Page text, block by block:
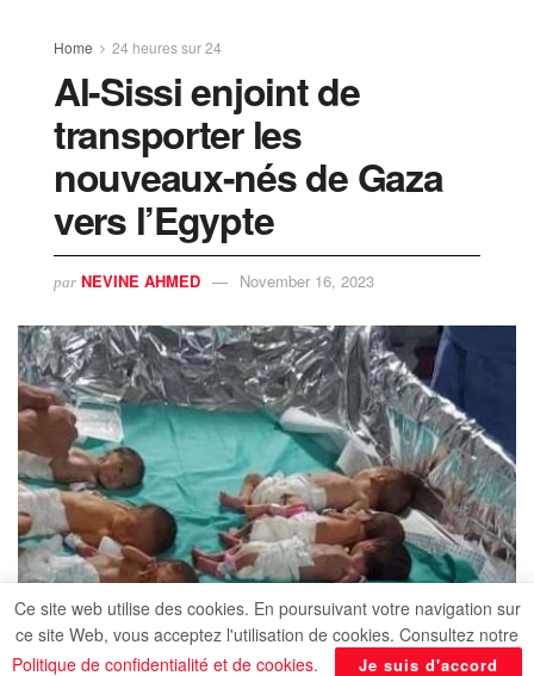
Home 24 heures sur 24
Al-Sissi enjoint de
transporter les
nouveaux-nés de Gaza
vers l’Egypte
par NEVINE AHMED November 16, 2023
Ce site web utilise des cookies. En poursuivant votre navigation sur
ce site Web, vous acceptez l'utilisation de cookies. Consultez notre
Politique de confidentialité et de cookies. Je suis d'accord